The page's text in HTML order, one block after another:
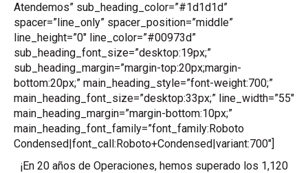
Atendemos” sub_heading_color=”#1d1d1d”
spacer=”line_only” spacer_position=”middle”
line_height=”0″ line_color=”#00973d”
sub_heading_font_size=”desktop:19px;”
sub_heading_margin=”margin-top:20px;margin-
bottom:20px;” main_heading_style=”font-weight:700;”
main_heading_font_size=”desktop:33px;” line_width=”55″
main_heading_margin=”margin-bottom:10px;”
main_heading_font_family=”font_family:Roboto
Condensed|font_call:Roboto+Condensed|variant:700″]
¡En 20 años de Operaciones, hemos superado los 1,120